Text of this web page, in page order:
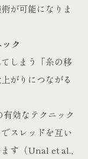
が可能になりま
ク
しまう「糸の移
がりにつながる
効なテクニック
スレッドを互い
す（Unal et al.,